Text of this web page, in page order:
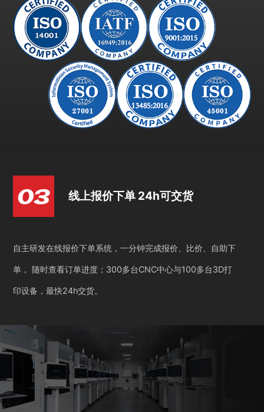
线上报价下单 24h可交货
自主研发在线报价下单系统，一分钟完成报价、比价、自助下
单， 随时查看订单进度；300多台CNC中心与100多台3D打
印设备，最快24h交货。